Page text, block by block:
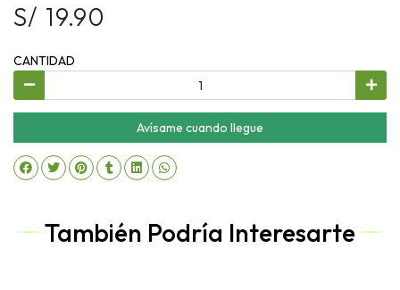
S/ 19.90
CANTIDAD
Avísame cuando llegue
También Podría Interesarte